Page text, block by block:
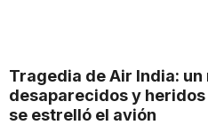
Tragedia de Air India: un
desaparecidos y
se estrelló el avión